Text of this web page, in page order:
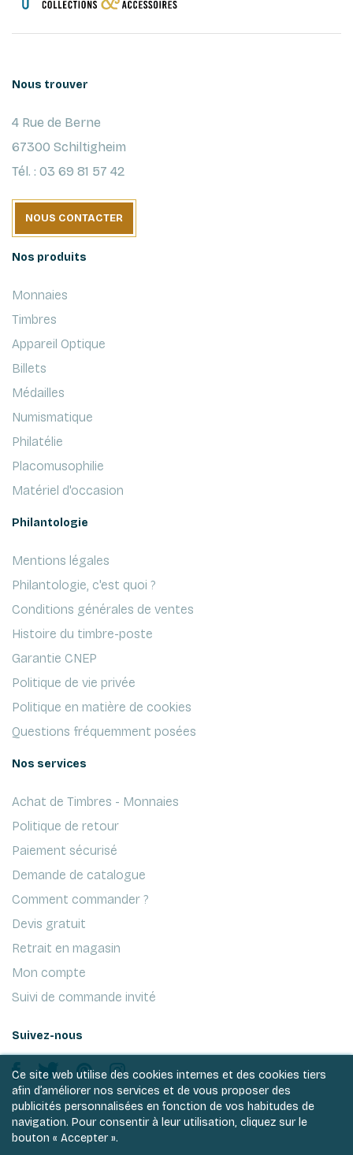
Nous trouver
4 Rue de Berne
67300 Schiltigheim
Tél. : 03 69 81 57 42
NOUS CONTACTER
Nos produits
Monnaies
Timbres
Appareil Optique
Billets
Médailles
Numismatique
Philatélie
Placomusophilie
Matériel d'occasion
Philantologie
Mentions légales
Philantologie, c'est quoi ?
Conditions générales de ventes
Histoire du timbre-poste
Garantie CNEP
Politique de vie privée
Politique en matière de cookies
Questions fréquemment posées
Nos services
Achat de Timbres - Monnaies
Politique de retour
Paiement sécurisé
Demande de catalogue
Comment commander ?
Devis gratuit
Retrait en magasin
Mon compte
Suivi de commande invité
Suivez-nous
Ce site web utilise des cookies internes et des cookies tiers
afin d’améliorer nos services et de vous proposer des
publicités personnalisées en fonction de vos habitudes de
navigation. Pour consentir à leur utilisation, cliquez sur le
bouton « Accepter ».